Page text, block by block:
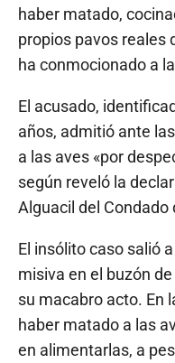
haber matado,
propios pavos reales
ha conmocionado a la
El acusado,
años, admitió ante
a las aves «por
según reveló la
Alguacil del Condado
El insólito caso salió
misiva en el buzón
su macabro acto. En
haber matado a las
en alimentarlas, a